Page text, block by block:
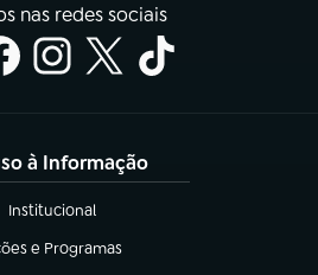
nas redes sociais
à Informação
Institucional
(abre em nova aba)
e Programas
em nova aba)